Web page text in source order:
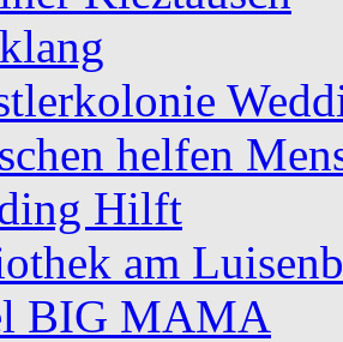
helfen
Hilft
am
BIG MAMA